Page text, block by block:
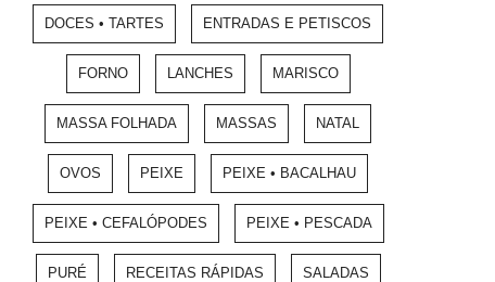
DOCES • TARTES ENTRADAS E PETISCOS
FORNO LANCHES MARISCO
MASSA FOLHADA MASSAS NATAL
OVOS PEIXE PEIXE • BACALHAU
PEIXE • CEFALÓPODES PEIXE • PESCADA
PURÉ RECEITAS RÁPIDAS SALADAS